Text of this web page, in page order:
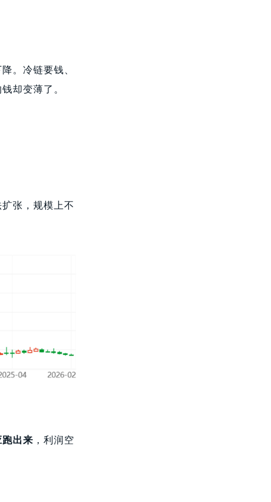
。冷链要钱、
却变薄了。
张，规模上不
出来 ，利润空